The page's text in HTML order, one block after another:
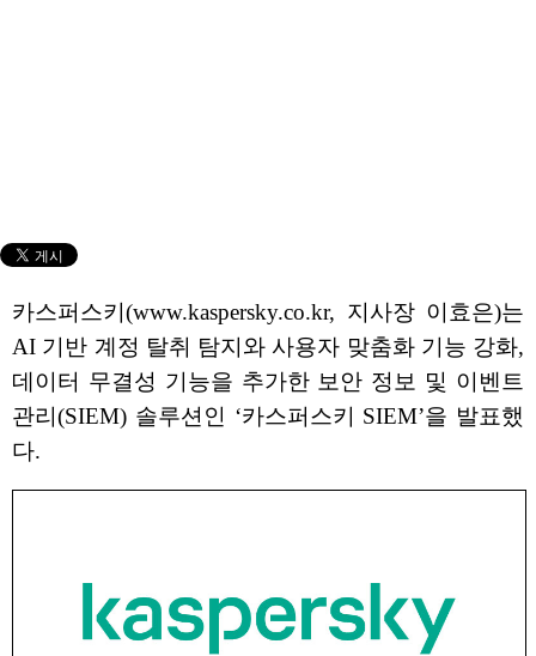
카스퍼스키(www.kaspersky.co.kr, 지사장 이효은)는
AI 기반 계정 탈취 탐지와 사용자 맞춤화 기능 강화,
데이터 무결성 기능을 추가한 보안 정보 및 이벤트
관리(SIEM) 솔루션인 ‘카스퍼스키 SIEM’을 발표했
다.